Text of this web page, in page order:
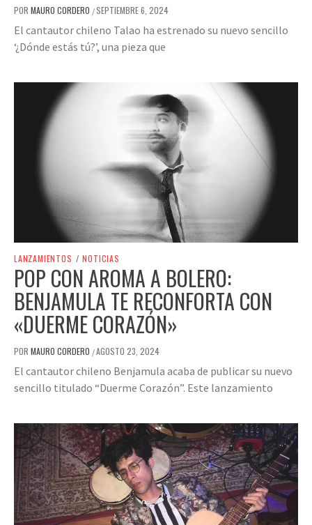
POR MAURO CORDERO /SEPTIEMBRE 6, 2024
El cantautor chileno Talao ha estrenado su nuevo sencillo
‘¿Dónde estás tú?’, una pieza que
LANZAMIENTOS / NOTICIAS
POP CON AROMA A BOLERO:
BENJAMULA TE RECONFORTA CON
«DUERME CORAZÓN»
POR MAURO CORDERO /AGOSTO 23, 2024
El cantautor chileno Benjamula acaba de publicar su nuevo
sencillo titulado “Duerme Corazón”. Este lanzamiento